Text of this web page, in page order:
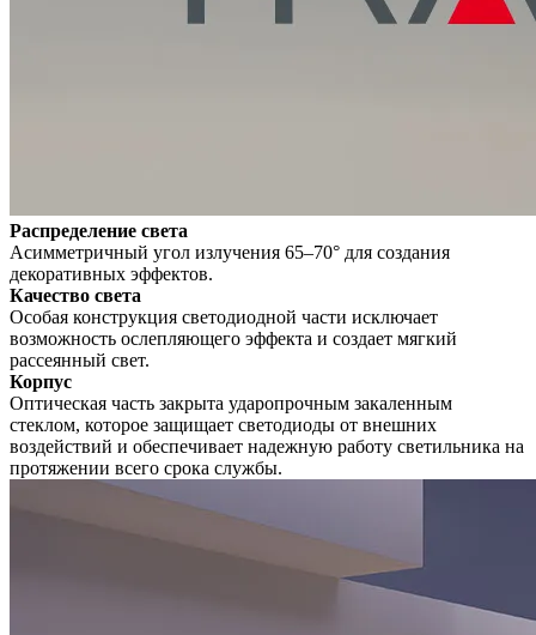
Распределение света
Асимметричный угол излучения 65–70° для создания
декоративных эффектов.
Качество света
Особая конструкция светодиодной части исключает
возможность ослепляющего эффекта и создает мягкий
рассеянный свет.
Корпус
Оптическая часть закрыта ударопрочным закаленным
стеклом, которое защищает светодиоды от внешних
воздействий и обеспечивает надежную работу светильника на
протяжении всего срока службы.